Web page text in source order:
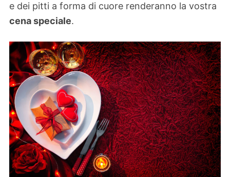
e dei pitti a forma di cuore renderanno la vostra
cena speciale.